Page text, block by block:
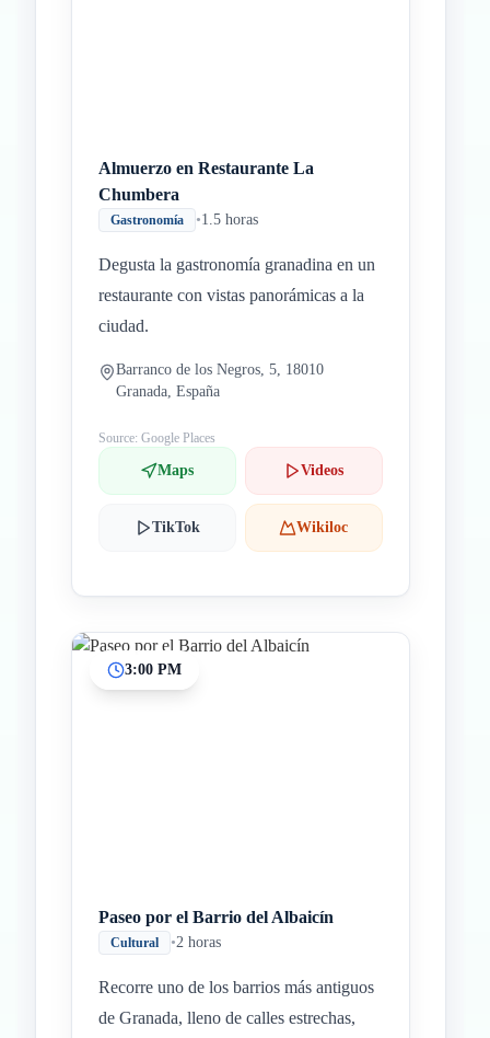
Almuerzo en Restaurante La
Chumbera
Gastronomía •1.5 horas
Degusta la gastronomía granadina en un
restaurante con vistas panorámicas a la
ciudad.
Barranco de los Negros, 5, 18010
Granada, España
Source: Google Places
Maps Videos
TikTok Wikiloc
3:00 PM
Paseo por el Barrio del Albaicín
Cultural •2 horas
Recorre uno de los barrios más antiguos
de Granada, lleno de calles estrechas,